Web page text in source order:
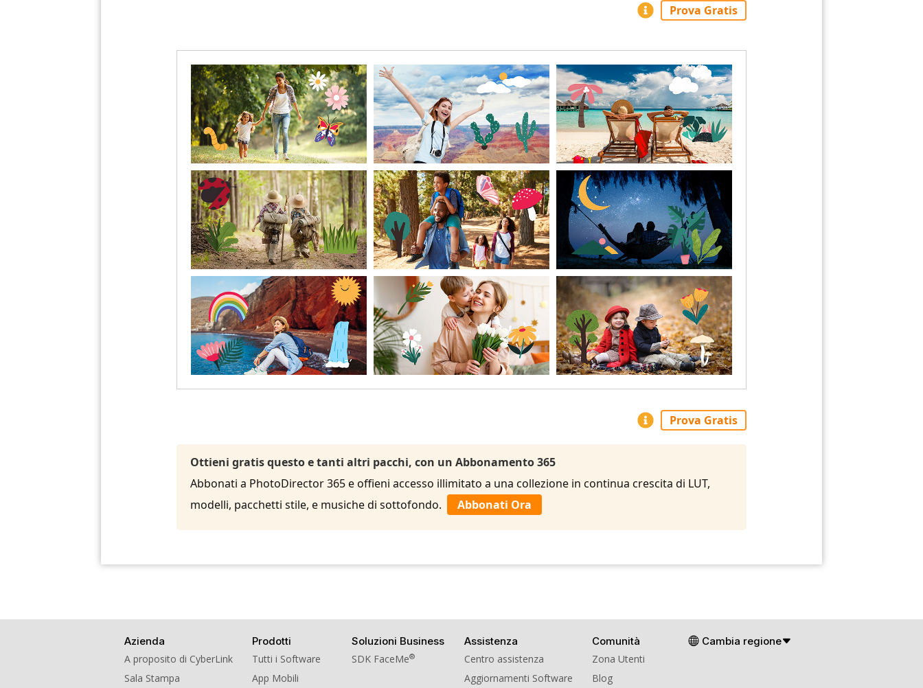
Prova Gratis
Prova Gratis
Ottieni gratis questo e tanti altri pacchi, con un Abbonamento 365
Abbonati a PhotoDirector 365 e offieni accesso illimitato a una collezione in continua crescita di LUT,
modelli, pacchetti stile, e musiche di sottofondo.
Abbonati Ora
Azienda
A proposito di CyberLink
Sala Stampa
Prodotti
Tutti i Software
App Mobili
Soluzioni Business
SDK FaceMe®
Assistenza
Centro assistenza
Aggiornamenti Software
Comunità
Zona Utenti
Blog
Cambia regione